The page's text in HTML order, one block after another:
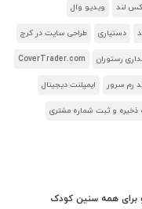
لند ویدیو وال
دستیاری طراحی سایت در کرج
رستوران CoverTrader.com
رم سرور ایمپلنت دیجیتال
ذخیره و ثبت شماره مشتری
برای همه سنین کودک